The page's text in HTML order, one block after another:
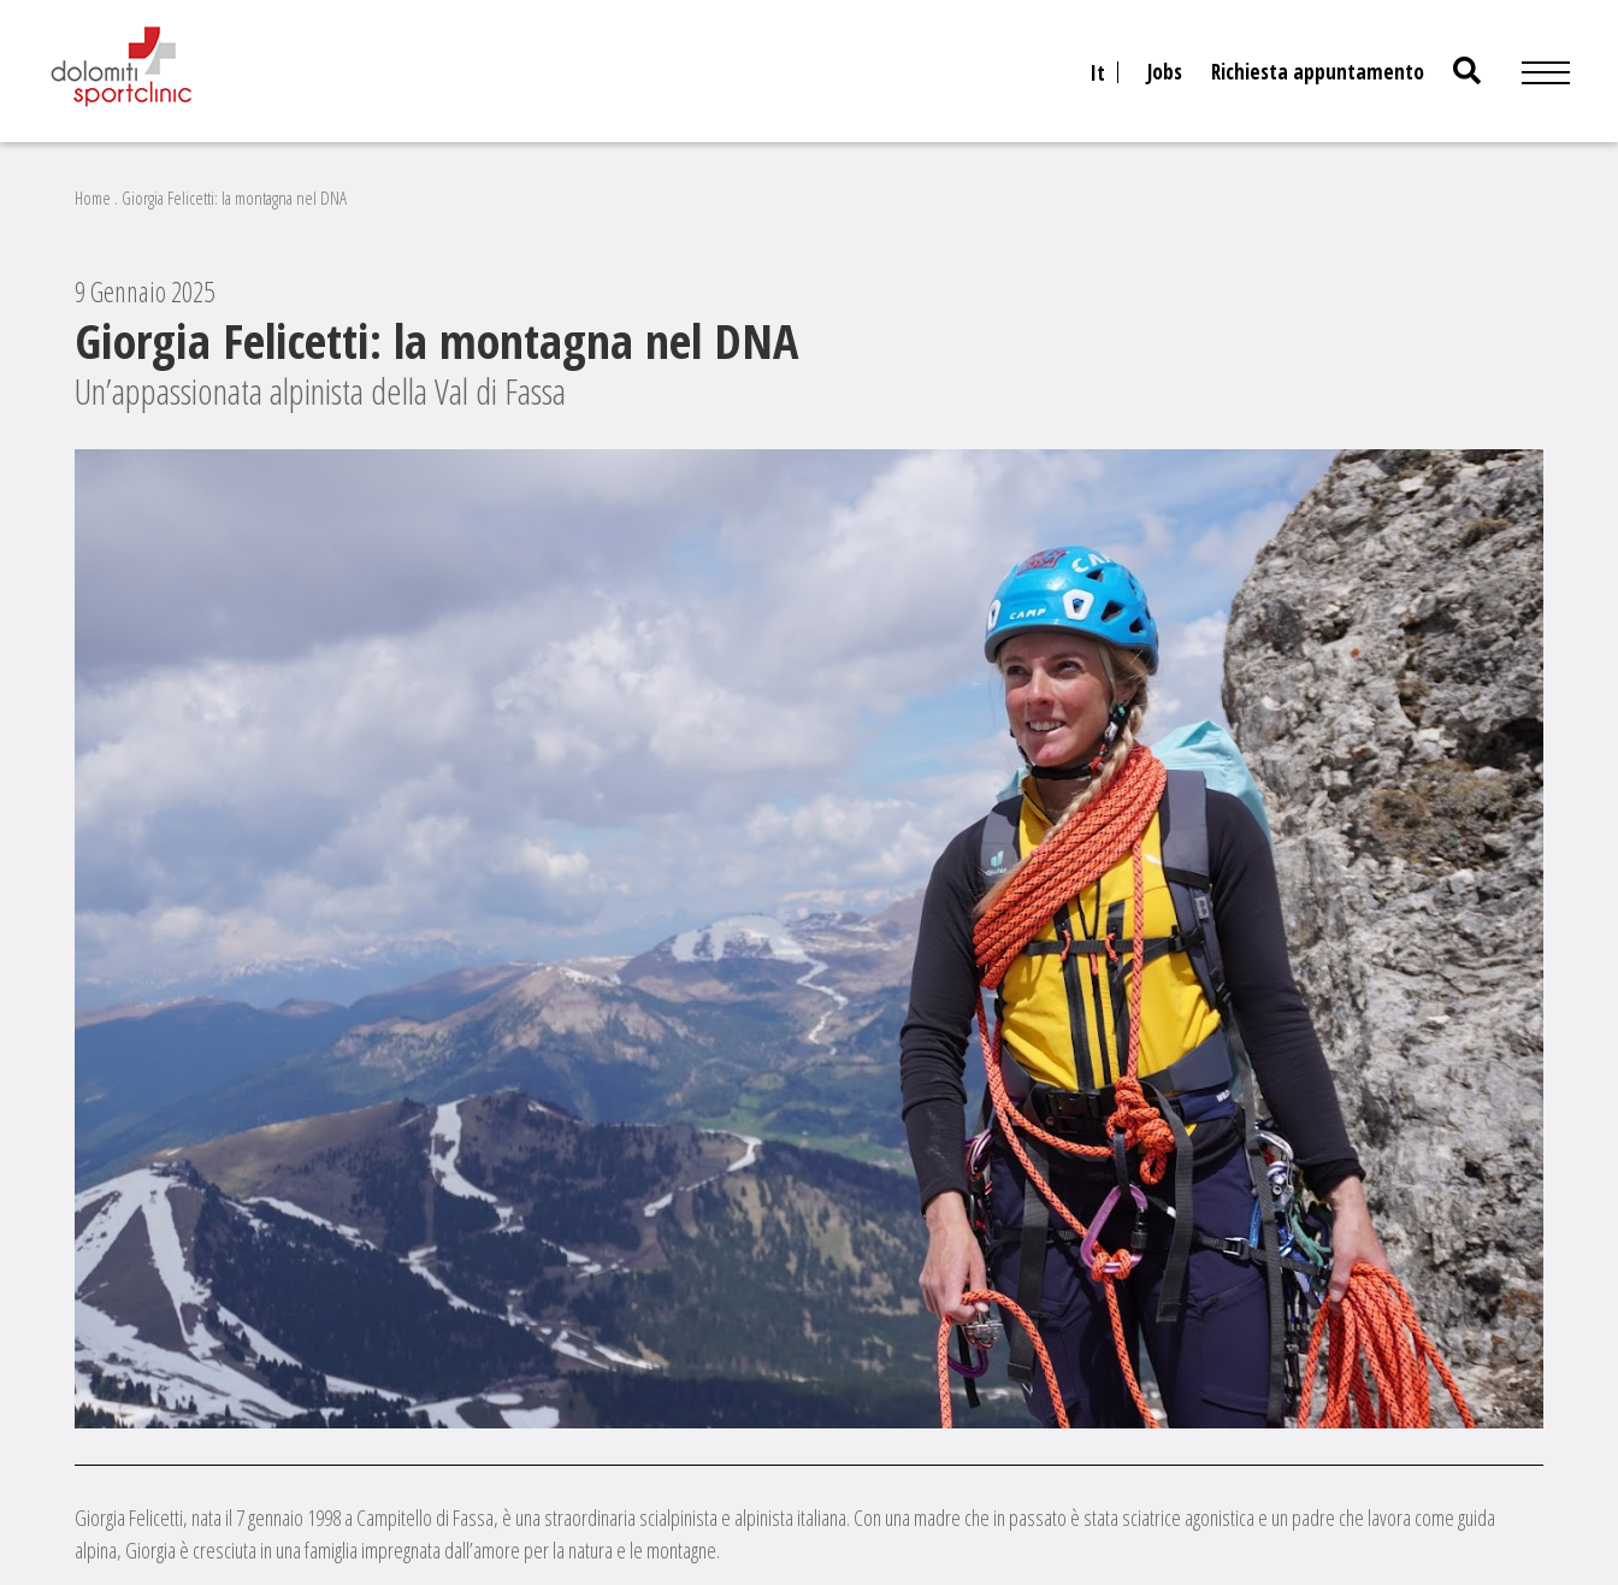
It Jobs Richiesta appuntamento
Search
Home . Giorgia Felicetti: la montagna nel DNA
9 Gennaio 2025
Giorgia Felicetti: la montagna nel DNA
Un’appassionata alpinista della Val di Fassa
Giorgia Felicetti, nata il 7 gennaio 1998 a Campitello di Fassa, è una straordinaria scialpinista e alpinista italiana. Con una madre che in passato è stata sciatrice agonistica e un padre che lavora come guida
alpina, Giorgia è cresciuta in una famiglia impregnata dall’amore per la natura e le montagne.